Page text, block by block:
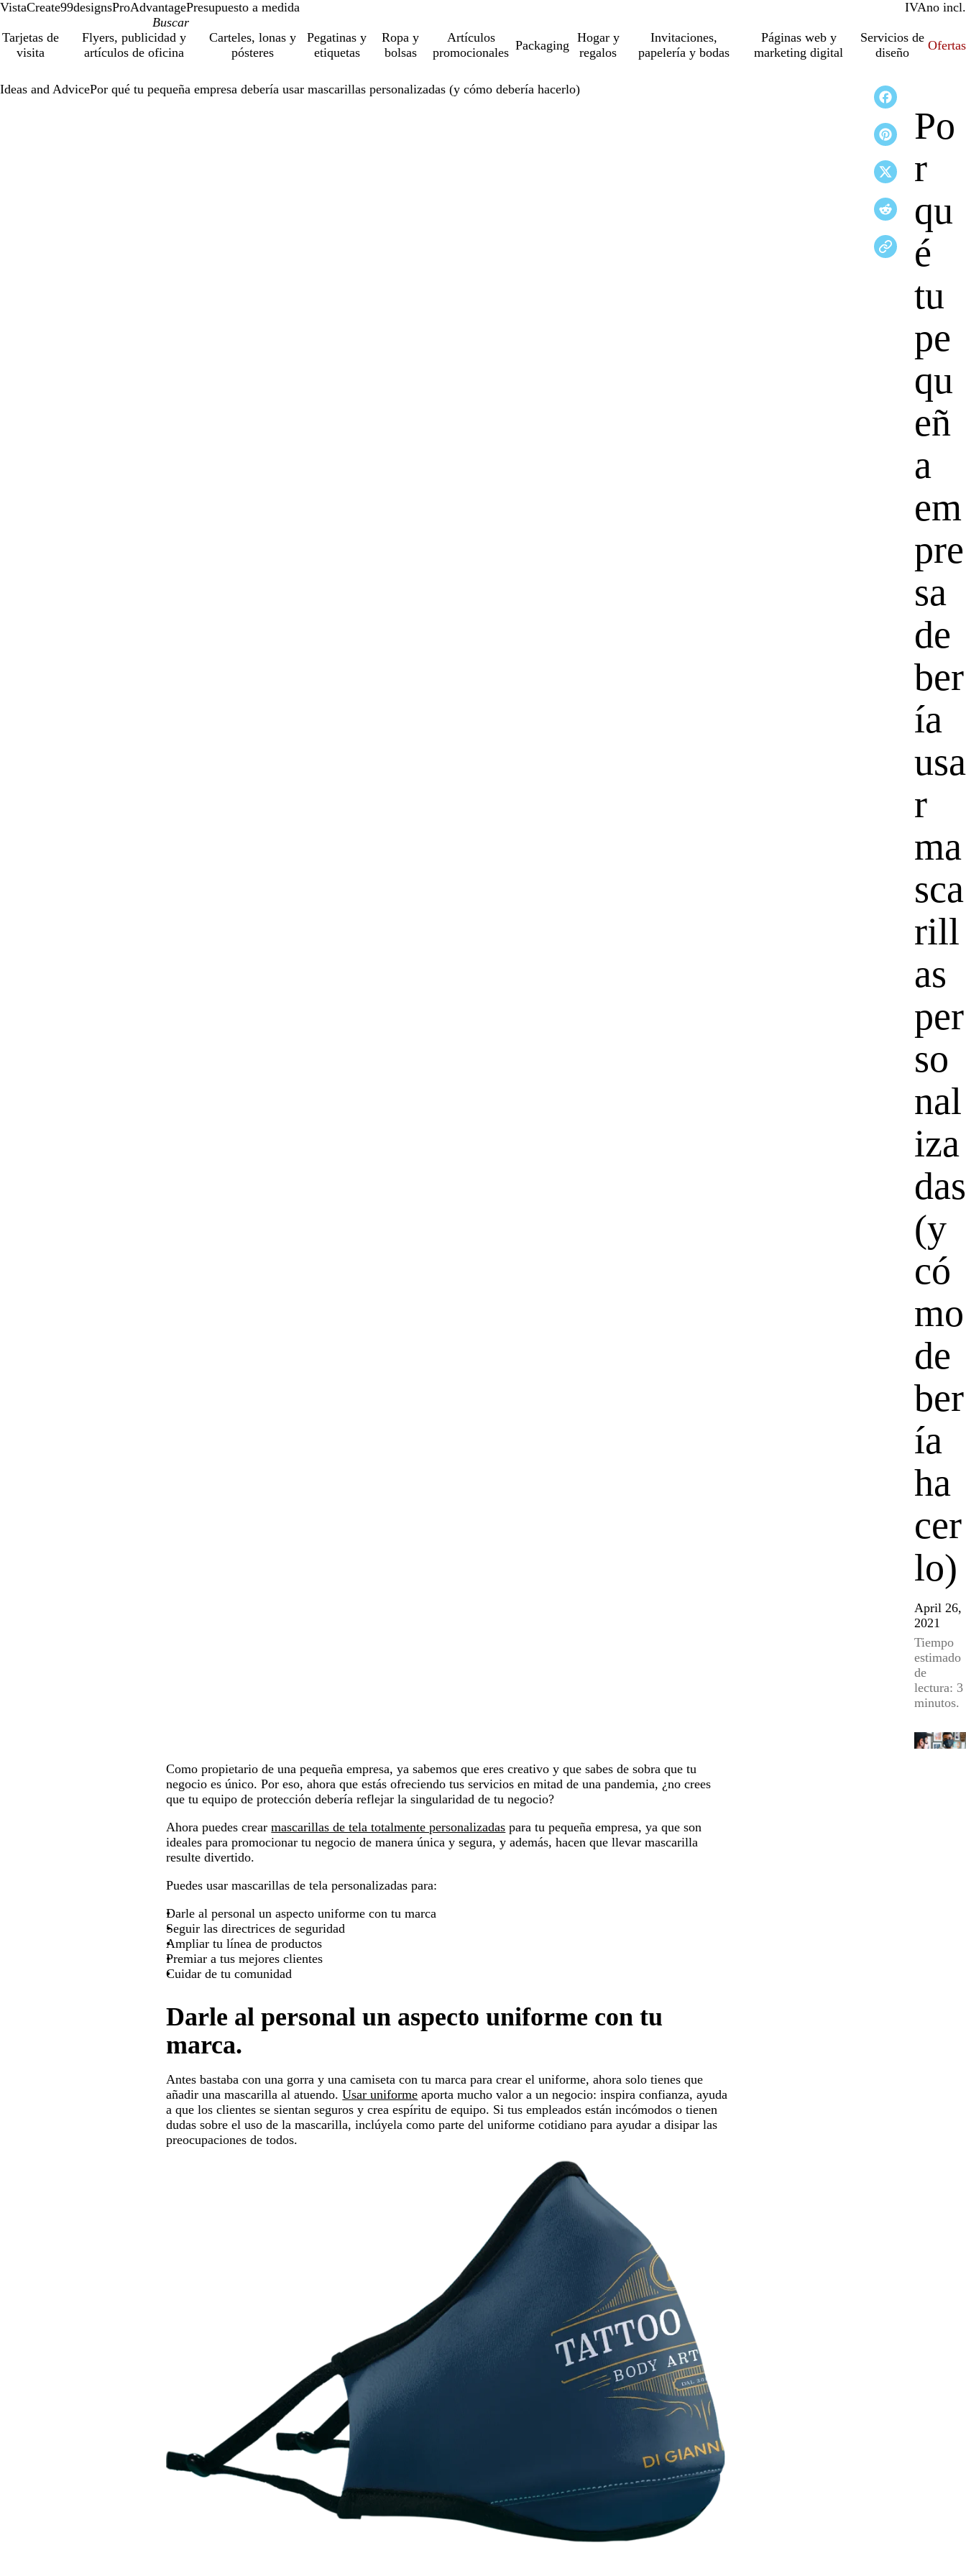
VistaCreate99designsProAdvantagePresupuesto a medida IVAincl.
no incl.
Tarjetas de
visita
Flyers, publicidad y
artículos de oficina
Carteles, lonas y
pósteres
Pegatinas y
etiquetas
Ropa y
bolsas
Artículos
promocionales
Packaging
Hogar y
regalos
Invitaciones,
papelería y bodas
Páginas web y
marketing digital
Servicios de
diseño
Ofertas
Ideas and AdvicePor qué tu pequeña empresa debería usar mascarillas personalizadas (y cómo debería hacerlo)
Po
r
qu
é
tu
pe
qu
eñ
a
em
pre
sa
de
ber
ía
usa
r
ma
sca
rill
as
per
so
nal
iza
das
(y
có
mo
de
ber
ía
ha
cer
lo)
April 26,
2021
Tiempo
estimado
de
lectura: 3
minutos.
Como propietario de una pequeña empresa, ya sabemos que eres creativo y que sabes de sobra que tu
negocio es único. Por eso, ahora que estás ofreciendo tus servicios en mitad de una pandemia, ¿no crees
que tu equipo de protección debería reflejar la singularidad de tu negocio?
Ahora puedes crearmascarillas de tela totalmente personalizadas para tu pequeña empresa, ya que son
ideales para promocionar tu negocio de manera única y segura, y además, hacen que llevar mascarilla
resulte divertido.
Puedes usar mascarillas de tela personalizadas para:
Darle al personal un aspecto uniforme con tu marca
Seguir las directrices de seguridad
Ampliar tu línea de productos
Premiar a tus mejores clientes
Cuidar de tu comunidad
Darle al personal un aspecto uniforme con tu
marca.
Antes bastaba con una gorra y una camiseta con tu marca para crear el uniforme, ahora solo tienes que
añadir una mascarilla al atuendo.Usar uniforme aporta mucho valor a un negocio: inspira confianza, ayuda
a que los clientes se sientan seguros y crea espíritu de equipo. Si tus empleados están incómodos o tienen
dudas sobre el uso de la mascarilla, inclúyela como parte del uniforme cotidiano para ayudar a disipar las
preocupaciones de todos.